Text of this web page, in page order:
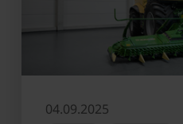
04.09.2025